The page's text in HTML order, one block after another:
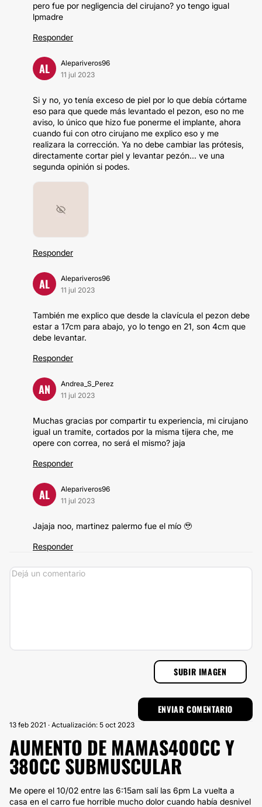
pero fue por negligencia del cirujano? yo tengo igual
lpmadre
Responder
AL
Alepariveros96
11 jul 2023
Si y no, yo tenía exceso de piel por lo que debía córtame
eso para que quede más levantado el pezon, eso no me
aviso, lo único que hizo fue ponerme el implante, ahora
cuando fui con otro cirujano me explico eso y me
realizara la corrección. Ya no debe cambiar las prótesis,
directamente cortar piel y levantar pezón... ve una
segunda opinión si podes.
Responder
AL
Alepariveros96
11 jul 2023
También me explico que desde la clavícula el pezon debe
estar a 17cm para abajo, yo lo tengo en 21, son 4cm que
debe levantar.
Responder
AN
Andrea_S_Perez
11 jul 2023
Muchas gracias por compartir tu experiencia, mi cirujano
igual un tramite, cortados por la misma tijera che, me
opere con correa, no será el mismo? jaja
Responder
AL
Alepariveros96
11 jul 2023
Jajaja noo, martinez palermo fue el mío 🥹
Responder
SUBIR IMAGEN
13 feb 2021 · Actualización: 5 oct 2023
AUMENTO DE MAMAS400CC Y
380CC SUBMUSCULAR
Me opere el 10/02 entre las 6:15am salí las 6pm La vuelta a
casa en el carro fue horrible mucho dolor cuando había desnivel